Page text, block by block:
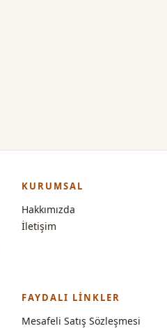
KURUMSAL
Hakkımızda
İletişim
FAYDALI LINKLER
Mesafeli Satış Sözleşmesi